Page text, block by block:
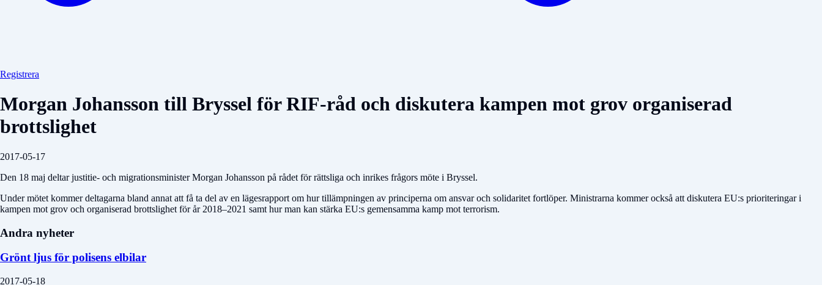
Registrera
Morgan Johansson till Bryssel för RIF-råd och diskutera kampen mot grov organiserad
brottslighet
2017-05-17
Den 18 maj deltar justitie- och migrationsminister Morgan Johansson på rådet för rättsliga och inrikes frågors möte i Bryssel.
Under mötet kommer deltagarna bland annat att få ta del av en lägesrapport om hur tillämpningen av principerna om ansvar och solidaritet fortlöper. Ministrarna kommer också att diskutera EU:s prioriteringar i
kampen mot grov och organiserad brottslighet för år 2018–2021 samt hur man kan stärka EU:s gemensamma kamp mot terrorism.
Andra nyheter
Grönt ljus för polisens elbilar
2017-05-18